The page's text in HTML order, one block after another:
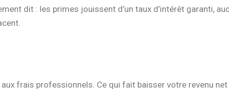
dit : les primes jouissent d’un taux d’intérêt garanti,
frais professionnels. Ce qui fait baisser votre revenu